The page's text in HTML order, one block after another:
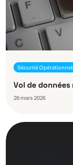
Sécurité
Vol de
26 mars 2026